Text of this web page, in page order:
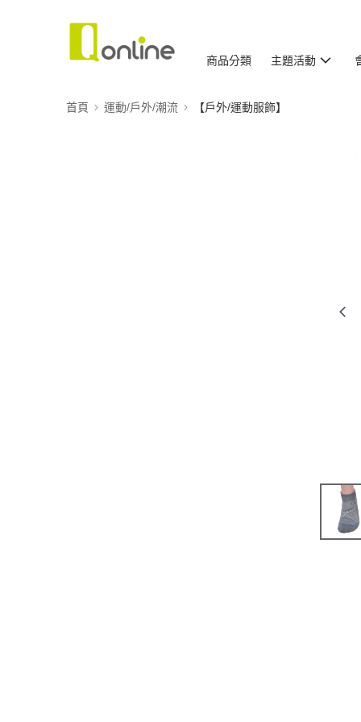
商品分類 主題活動
首頁 運動/戶外/潮流 【戶外/運動服飾】